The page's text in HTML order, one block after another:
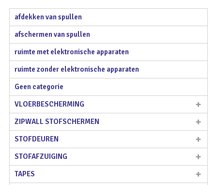
afdekken van spullen
afschermen van spullen
ruimte met elektronische apparaten
ruimte zonder elektronische apparaten
Geen categorie
VLOERBESCHERMING
ZIPWALL STOFSCHERMEN
STOFDEUREN
STOFAFZUIGING
TAPES